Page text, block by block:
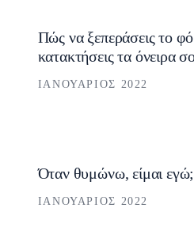
Πώς να ξεπεράσεις το
κατακτήσεις τα όνειρα
ΙΑΝΟΥΆΡΙΟΣ 2022
Όταν θυμώνω, είμαι εγώ;
ΙΑΝΟΥΆΡΙΟΣ 2022